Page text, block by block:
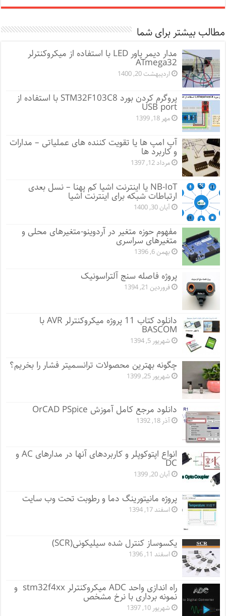
مطالب بیشتر برای شما
مدار دیمر پاور LED با استفاده از میکروکنترلر
ATmega32
اردیبهشت 20, 1400
پروگرم کردن بورد STM32F103C8 با استفاده از
USB port
مهر 18, 1399
آپ امپ ها یا تقویت کننده های عملیاتی – مدارات
و کاربرد ها
مرداد 12, 1397
NB-IoT یا اینترنت اشیا کم پهنا – نسل بعدی
ارتباطات شبکه برای اینترنت اشیا
آبان 30, 1400
مفهوم حوزه متغیر در آردوینو-متغیرهای محلی و
متغیرهای سراسری
بهمن 6, 1396
پروژه فاصله سنج آلتراسونیک
فروردین 21, 1394
دانلود کتاب 11 پروژه میکروکنترلر AVR با
BASCOM
شهریور 5, 1394
چگونه بهترین محصولات ترانسمیتر فشار را بخریم؟
شهریور 25, 1399
دانلود مرجع کامل آموزش OrCAD PSpice
آذر 18, 1392
انواع اپتوکوپلر و کاربردهای آنها در مدارهای AC و
DC
آبان 20, 1399
پروژه مانيتورينگ دما و رطوبت تحت وب سایت
اسفند 17, 1394
یکسوساز کنترل شده سیلیکونی(SCR)
اسفند 11, 1396
راه اندازی واحد ADC میکروکنترلر stm32f4xx و
نمونه برداری با نرخ مشخص
شهریور 10, 1397